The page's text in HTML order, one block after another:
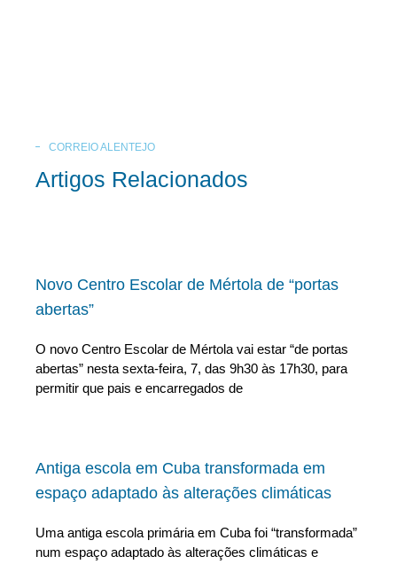
CORREIO ALENTEJO
Artigos Relacionados
Novo Centro Escolar de Mértola de “portas
abertas”
O novo Centro Escolar de Mértola vai estar “de portas
abertas” nesta sexta-feira, 7, das 9h30 às 17h30, para
permitir que pais e encarregados de
Antiga escola em Cuba transformada em
espaço adaptado às alterações climáticas
Uma antiga escola primária em Cuba foi “transformada”
num espaço adaptado às alterações climáticas e